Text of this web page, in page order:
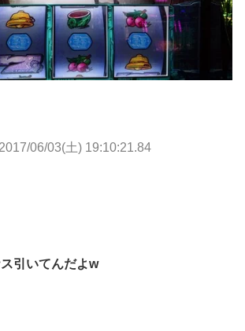
2017/06/03(土) 19:10:21.84
引いてんだよw